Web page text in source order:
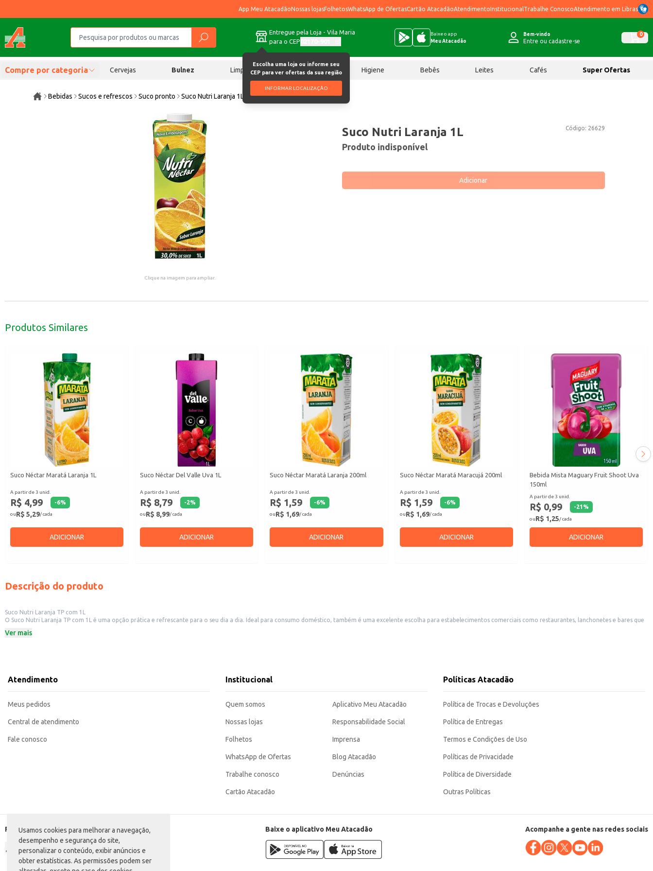
Usamos cookies para melhorar a navegação,
desempenho e segurança do site,
personalizar o conteúdo, exibir anúncios e
obter estatísticas. As permissões podem ser
App Meu AtacadãoNossas lojasFolhetosWhatsApp de OfertasCartão AtacadãoAtendimentoInstitucional Trabalhe ConoscoAtendimento em Libras
Entregue pela Loja - Vila Maria
para o CEP
Escolha uma loja ou informe seu
CEP para ver ofertas da sua região
INFORMAR LOCALIZAÇÃO
Baixe o app
Meu Atacadão
Bem-vindo
Entre ou cadastre-se
0
Compre por categoria Cervejas Bulnez Limpeza Chocolates Higiene Bebês Leites Cafés Super Ofertas
Bebidas Sucos e refrescos Suco pronto Suco Nutri Laranja 1L
Clique na imagem para ampliar.
Código: 26629
Suco Nutri Laranja 1L
Produto indisponível
Adicionar
Produtos Similares
Suco Néctar Maratá Laranja 1L
A partir de 3 unid.
R$ 4,99 -6%
ouR$ 5,29/ cada
ADICIONAR
Suco Néctar Del Valle Uva 1L
A partir de 3 unid.
R$ 8,79 -2%
ouR$ 8,99/ cada
ADICIONAR
Suco Néctar Maratá Laranja 200ml
A partir de 3 unid.
R$ 1,59 -6%
ouR$ 1,69/ cada
ADICIONAR
Suco Néctar Maratá Maracujá 200ml
A partir de 3 unid.
R$ 1,59 -6%
ouR$ 1,69/ cada
ADICIONAR
Bebida Mista Maguary Fruit Shoot Uva
150ml
A partir de 3 unid.
R$ 0,99 -21 %
ouR$ 1,25/ cada
ADICIONAR
Descrição do produto
Suco Nutri Laranja TP com 1L
O Suco Nutri Laranja TP com 1L é uma opção prática e refrescante para o seu dia a dia. Ideal para consumo doméstico, também é uma excelente escolha para estabelecimentos comerciais como restaurantes, lanchonetes e bares que
Marca: Nutri
Utilize em receitas de drinks e coquetéis.
Ofereça como acompanhamento de lanches e refeições.
O Suco Nutri Laranja TP oferece praticidade e sabor, sendo uma opção versátil para diversas ocasiões. Sua embalagem assegura a conservação do produto, mantendo suas características e qualidade.
Ver mais
Atendimento
Meus pedidos
Central de atendimento
Fale conosco
Institucional
Quem somos
Nossas lojas
Folhetos
WhatsApp de Ofertas
Trabalhe conosco
Cartão Atacadão
Aplicativo Meu Atacadão
Responsabilidade Social
Imprensa
Blog Atacadão
Denúncias
Políticas Atacadão
Política de Trocas e Devoluções
Política de Entregas
Termos e Condições de Uso
Políticas de Privacidade
Política de Diversidade
Outras Políticas
Formas de pagamento Baixe o aplicativo Meu Atacadão Acompanhe a gente nas redes sociais